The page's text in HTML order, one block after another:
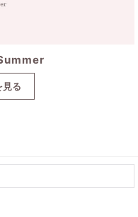
見る